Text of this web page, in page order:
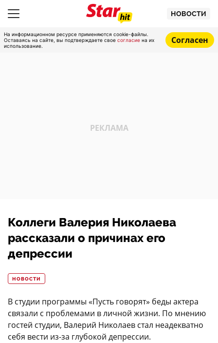
НОВОСТИ
На информационном ресурсе применяются cookie-файлы.
Оставаясь на сайте, вы подтверждаете свое согласие на их
использование.
Согласен
Коллеги Валерия Николаева
рассказали о причинах его
депрессии
НОВОСТИ
В студии программы «Пусть говорят» беды актера
связали с проблемами в личной жизни. По мнению
гостей студии, Валерий Николаев стал неадекватно
себя вести из-за глубокой депрессии.